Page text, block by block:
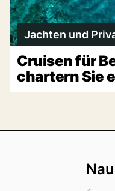
Jachten und
Cruisen für
chartern Sie